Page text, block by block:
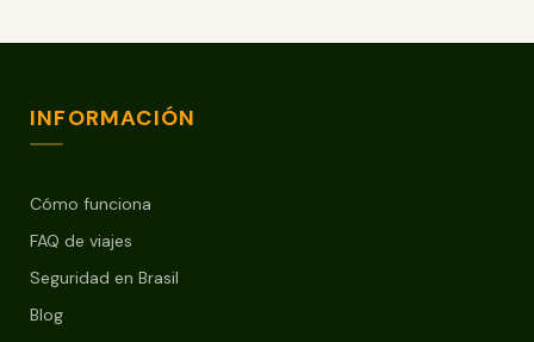
INFORMACIÓN
Cómo funciona
FAQ de viajes
Seguridad en Brasil
Blog